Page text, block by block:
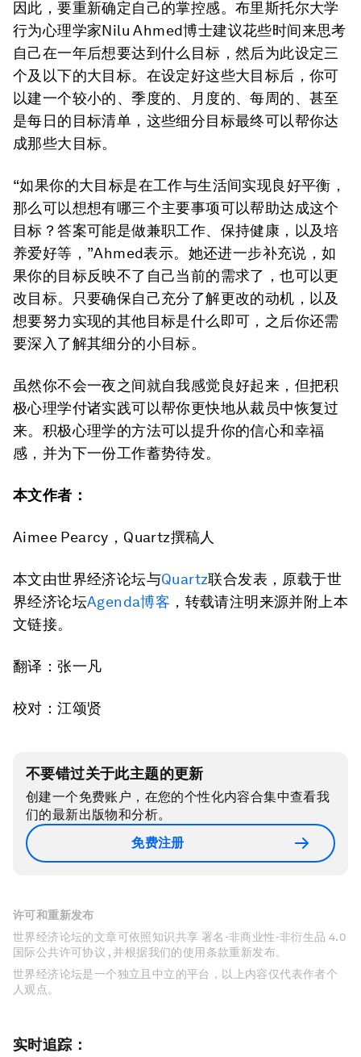
因此，要重新确定自己的掌控感。布里斯托尔大学
行为心理学家Nilu Ahmed博士建议花些时间来思考
自己在一年后想要达到什么目标，然后为此设定三
个及以下的大目标。在设定好这些大目标后，你可
以建一个较小的、季度的、月度的、每周的、甚至
是每日的目标清单，这些细分目标最终可以帮你达
成那些大目标。
“如果你的大目标是在工作与生活间实现良好平衡，
那么可以想想有哪三个主要事项可以帮助达成这个
目标？答案可能是做兼职工作、保持健康，以及培
养爱好等，”Ahmed表示。她还进一步补充说，如
果你的目标反映不了自己当前的需求了，也可以更
改目标。只要确保自己充分了解更改的动机，以及
想要努力实现的其他目标是什么即可，之后你还需
要深入了解其细分的小目标。
虽然你不会一夜之间就自我感觉良好起来，但把积
极心理学付诸实践可以帮你更快地从裁员中恢复过
来。积极心理学的方法可以提升你的信心和幸福
感，并为下一份工作蓄势待发。
本文作者：
Aimee Pearcy，Quartz撰稿人
本文由世界经济论坛与Quartz联合发表，原载于世
界经济论坛Agenda博客 ，转载请注明来源并附上本
文链接。
翻译：张一凡
校对：江颂贤
不要错过关于此主题的更新
创建一个免费账户，在您的个性化内容合集中查看我
们的最新出版物和分析。
免费注册
许可和重新发布
世界经济论坛的文章可依照知识共享 署名-非商业性-非衍生品 4.0
国际公共许可协议 , 并根据我们的使用条款重新发布。
世界经济论坛是一个独立且中立的平台，以上内容仅代表作者个
人观点。
实时追踪：